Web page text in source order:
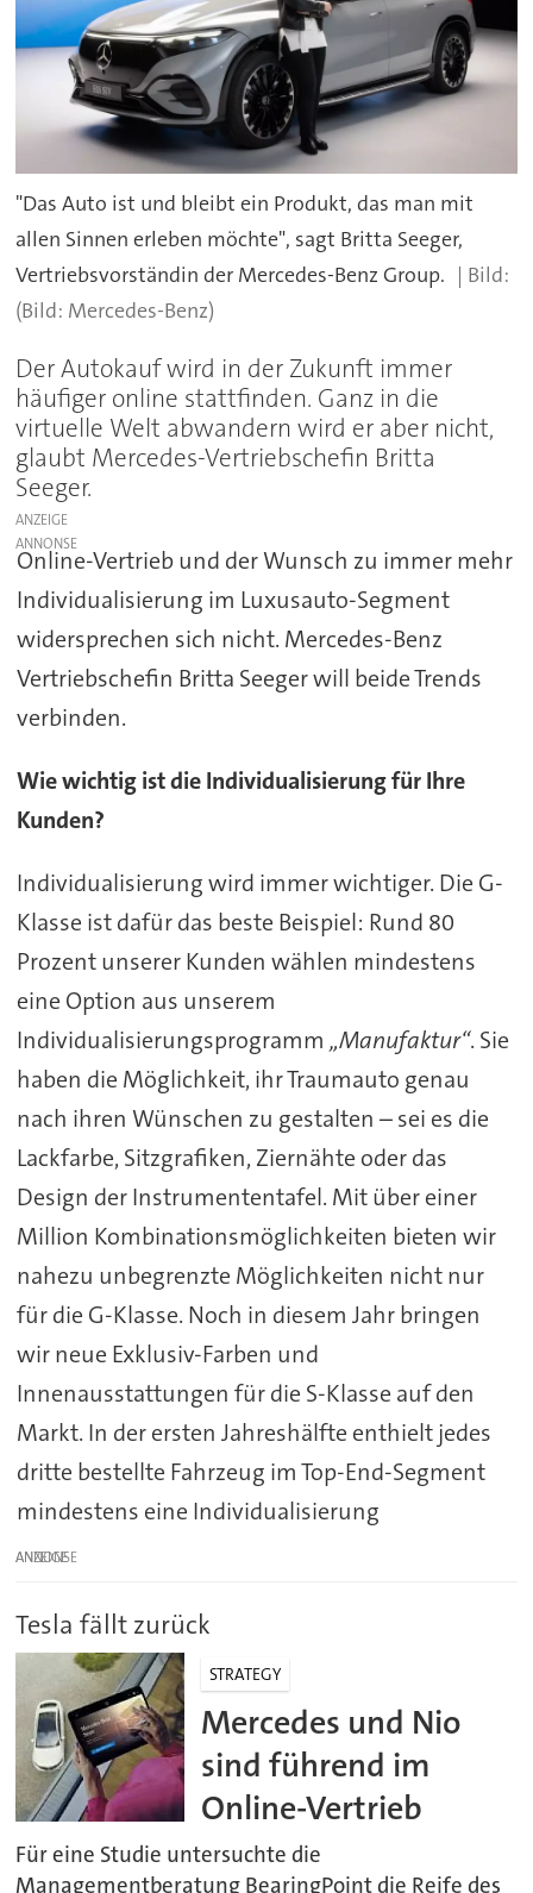
"Das Auto ist und bleibt ein Produkt, das man mit
allen Sinnen erleben möchte", sagt Britta Seeger,
Vertriebsvorständin der Mercedes-Benz Group.
(Bild: Mercedes-Benz)
Der Autokauf wird in der Zukunft immer
häufiger online stattfinden. Ganz in die
virtuelle Welt abwandern wird er aber nicht,
glaubt Mercedes-Vertriebschefin Britta
Seeger.
ANZEIGE
Online-Vertrieb und der Wunsch zu immer mehr
Individualisierung im Luxusauto-Segment
widersprechen sich nicht. Mercedes-Benz
Vertriebschefin Britta Seeger will beide Trends
verbinden.
Wie wichtig ist die Individualisierung für Ihre
Kunden?
Individualisierung wird immer wichtiger. Die G-
Klasse ist dafür das beste Beispiel: Rund 80
Prozent unserer Kunden wählen mindestens
eine Option aus unserem
Individualisierungsprogramm „Manufaktur“. Sie
haben die Möglichkeit, ihr Traumauto genau
nach ihren Wünschen zu gestalten – sei es die
Lackfarbe, Sitzgrafiken, Ziernähte oder das
Design der Instrumententafel. Mit über einer
Million Kombinationsmöglichkeiten bieten wir
nahezu unbegrenzte Möglichkeiten nicht nur
für die G-Klasse. Noch in diesem Jahr bringen
wir neue Exklusiv-Farben und
Innenausstattungen für die S-Klasse auf den
Markt. In der ersten Jahreshälfte enthielt jedes
dritte bestellte Fahrzeug im Top-End-Segment
mindestens eine Individualisierung
ANZEIGE
Tesla fällt zurück
STRATEGY
Mercedes und Nio
sind führend im
Online-Vertrieb
Für eine Studie untersuchte die
Managementberatung BearingPoint die Reife des